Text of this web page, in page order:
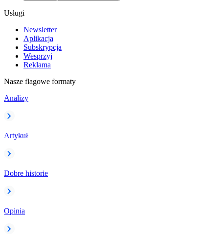
Usługi
Newsletter
Aplikacja
Subskrypcja
Wesprzyj
Reklama
Nasze flagowe formaty
Analizy
Artykuł
Dobre historie
Opinia